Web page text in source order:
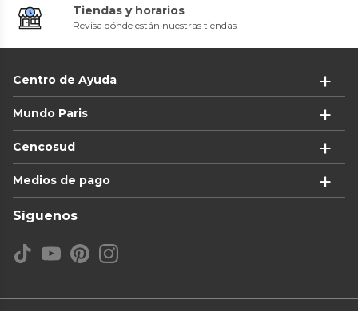
Tiendas y horarios
Revisa dónde están nuestras tiendas
Centro de Ayuda
Mundo Paris
Cencosud
Medios de pago
Síguenos